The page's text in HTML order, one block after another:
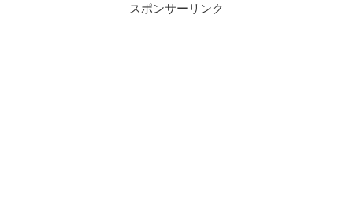
スポンサーリンク